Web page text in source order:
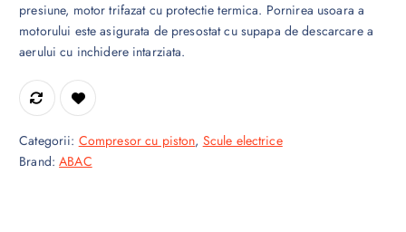
presiune, motor trifazat cu protectie termica. Pornirea usoara a
motorului este asigurata de presostat cu supapa de descarcare a
aerului cu inchidere intarziata.
Categorii: Compresor cu piston, Scule electrice
Brand:ABAC